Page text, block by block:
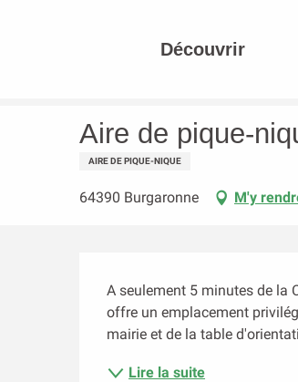
Découvrir
Aire de pique-
AIRE DE PIQUE-NIQUE
64390 Burgaronne M'y
A seulement 5 minutes de la
offre un emplacement
mairie et de la table
Lire la suite